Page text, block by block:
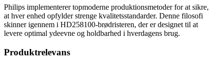
Philips implementerer topmoderne produktionsmetoder for at sikre,
at hver enhed opfylder strenge kvalitetsstandarder. Denne filosofi
skinner igennem i HD258100-brødristeren, der er designet til at
levere optimal ydeevne og holdbarhed i hverdagens brug.
Produktrelevans